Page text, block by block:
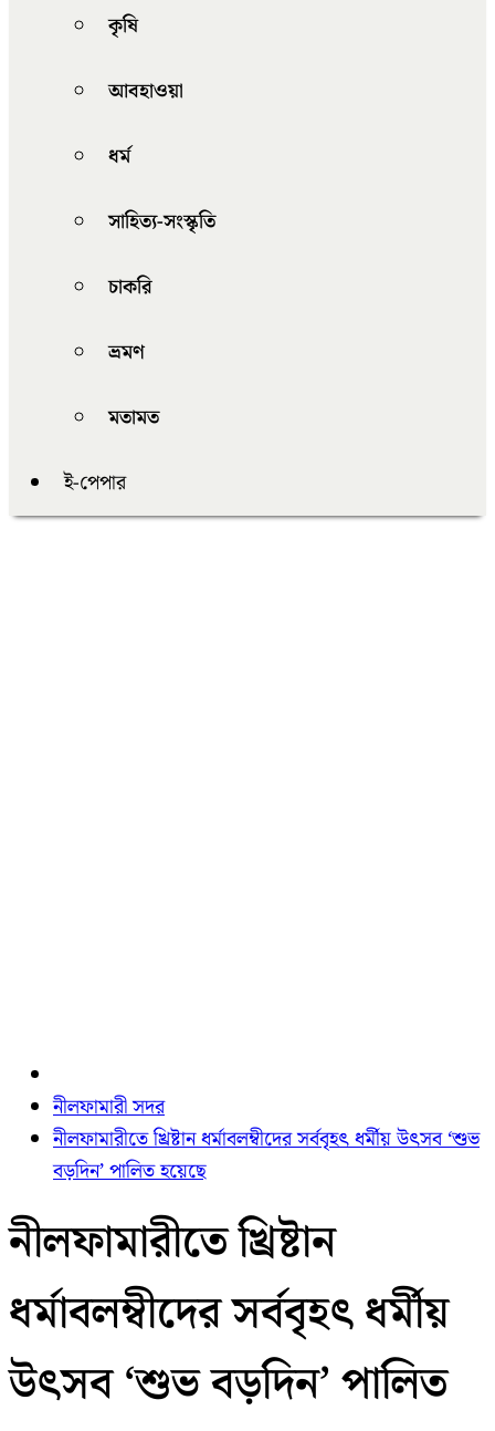
কৃষি
আবহাওয়া
ধর্ম
সাহিত্য-সংস্কৃতি
চাকরি
ভ্রমণ
মতামত
ই-পেপার
নীলফামারী সদর
নীলফামারীতে খ্রিষ্টান ধর্মাবলম্বীদের সর্ববৃহৎ ধর্মীয় উৎসব ‘শুভ
বড়দিন’ পালিত হয়েছে
নীলফামারীতে খ্রিষ্টান
ধর্মাবলম্বীদের সর্ববৃহৎ ধর্মীয়
উৎসব ‘শুভ বড়দিন’ পালিত